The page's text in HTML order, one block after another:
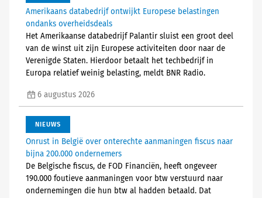
Amerikaans databedrijf ontwijkt Europese belastingen
ondanks overheidsdeals
Het Amerikaanse databedrijf Palantir sluist een groot deel
van de winst uit zijn Europese activiteiten door naar de
Verenigde Staten. Hierdoor betaalt het techbedrijf in
Europa relatief weinig belasting, meldt BNR Radio.
6 augustus 2026
NIEUWS
Onrust in België over onterechte aanmaningen fiscus naar
bijna 200.000 ondernemers
De Belgische fiscus, de FOD Financiën, heeft ongeveer
190.000 foutieve aanmaningen voor btw verstuurd naar
ondernemingen die hun btw al hadden betaald. Dat